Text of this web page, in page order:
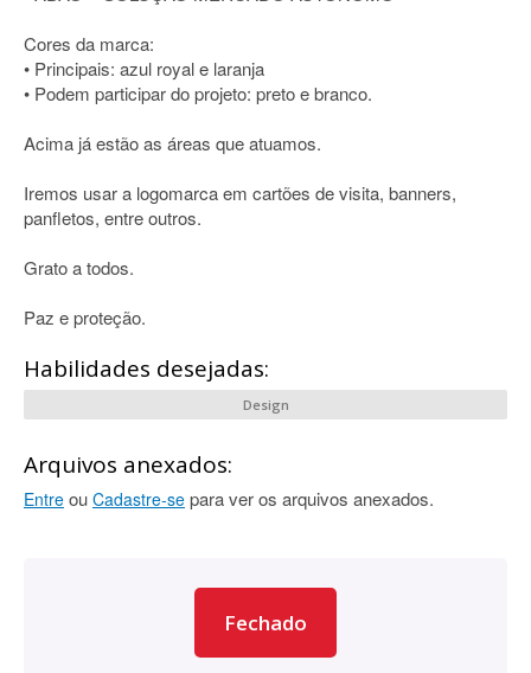
Cores da marca:
• Principais: azul royal e laranja
• Podem participar do projeto: preto e branco.
Acima já estão as áreas que atuamos.
Iremos usar a logomarca em cartões de visita, banners,
panfletos, entre outros.
Grato a todos.
Paz e proteção.
Habilidades desejadas:
Design
Arquivos anexados:
Entre ou Cadastre-se para ver os arquivos anexados.
Fechado